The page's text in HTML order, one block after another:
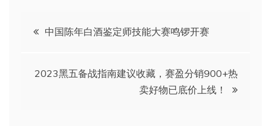
文 中国陈年白酒鉴定师技能大赛鸣锣开赛
2023黑五备战指南建议收藏，赛盈分销900+热
卖好物已底价上线！